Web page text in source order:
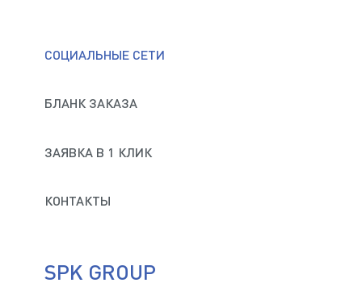
СОЦИАЛЬНЫЕ СЕТИ
БЛАНК ЗАКАЗА
ЗАЯВКА В 1 КЛИК
КОНТАКТЫ
SPK GROUP